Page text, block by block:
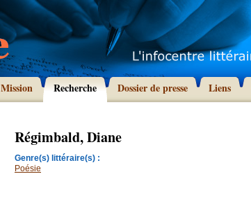
Mission Recherche Dossier de presse Liens
Régimbald, Diane
Genre(s) littéraire(s) :
Poésie